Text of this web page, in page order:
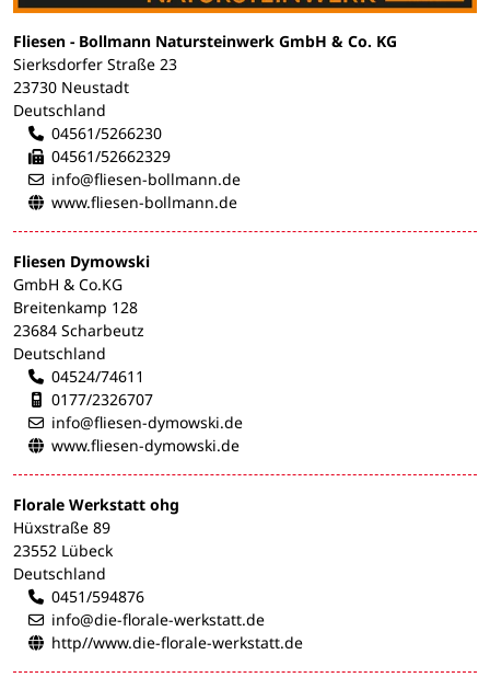
Fliesen - Bollmann Natursteinwerk GmbH & Co. KG
Sierksdorfer Straße 23
23730 Neustadt
Deutschland
04561/5266230
04561/52662329
info@fliesen-bollmann.de
www.fliesen-bollmann.de
Fliesen Dymowski
GmbH & Co.KG
Breitenkamp 128
23684 Scharbeutz
Deutschland
04524/74611
Mobilnummer:
0177/2326707
info@fliesen-dymowski.de
www.fliesen-dymowski.de
Florale Werkstatt ohg
Hüxstraße 89
23552 Lübeck
Deutschland
0451/594876
info@die-florale-werkstatt.de
http//www.die-florale-werkstatt.de